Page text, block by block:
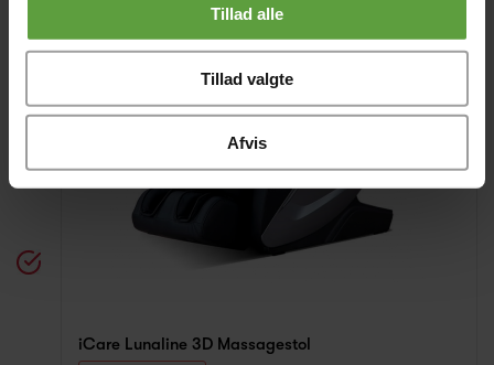
Tillad alle
Tillad valgte
Afvis
iCare Lunaline 3D Massagestol